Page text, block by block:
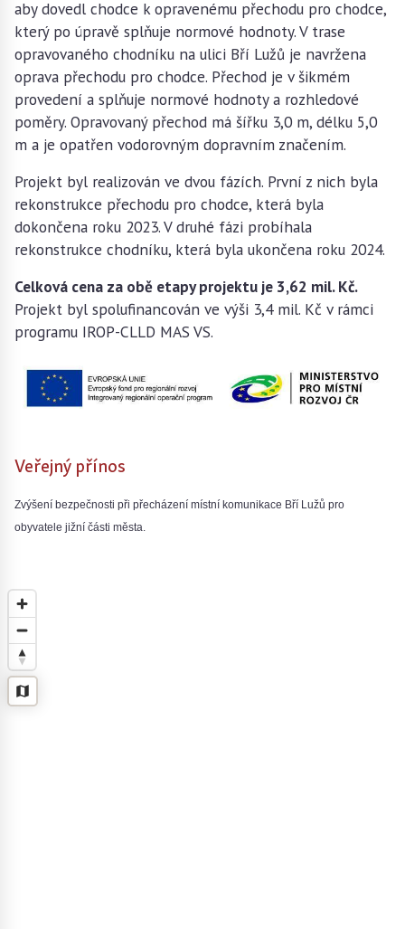
aby dovedl chodce k opravenému přechodu pro chodce,
který po úpravě splňuje normové hodnoty. V trase
opravovaného chodníku na ulici Bří Lužů je navržena
oprava přechodu pro chodce. Přechod je v šikmém
provedení a splňuje normové hodnoty a rozhledové
poměry. Opravovaný přechod má šířku 3,0 m, délku 5,0
m a je opatřen vodorovným dopravním značením.
Projekt byl realizován ve dvou fázích. První z nich byla
rekonstrukce přechodu pro chodce, která byla
dokončena roku 2023. V druhé fázi probíhala
rekonstrukce chodníku, která byla ukončena roku 2024.
Celková cena za obě etapy projektu je 3,62 mil. Kč.
Projekt byl spolufinancován ve výši 3,4 mil. Kč v rámci
programu IROP-CLLD MAS VS.
Veřejný přínos
Zvýšení bezpečnosti při přecházení místní komunikace Bří Lužů pro
obyvatele jižní části města.